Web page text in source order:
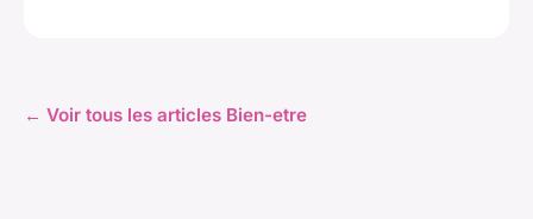
← Voir tous les articles Bien-etre